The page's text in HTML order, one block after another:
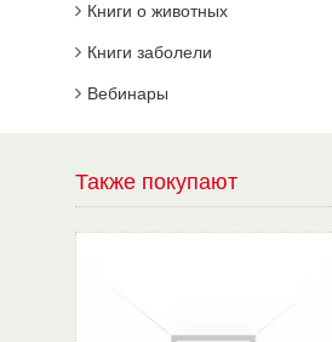
Книги о животных
Книги заболели
Вебинары
Также покупают